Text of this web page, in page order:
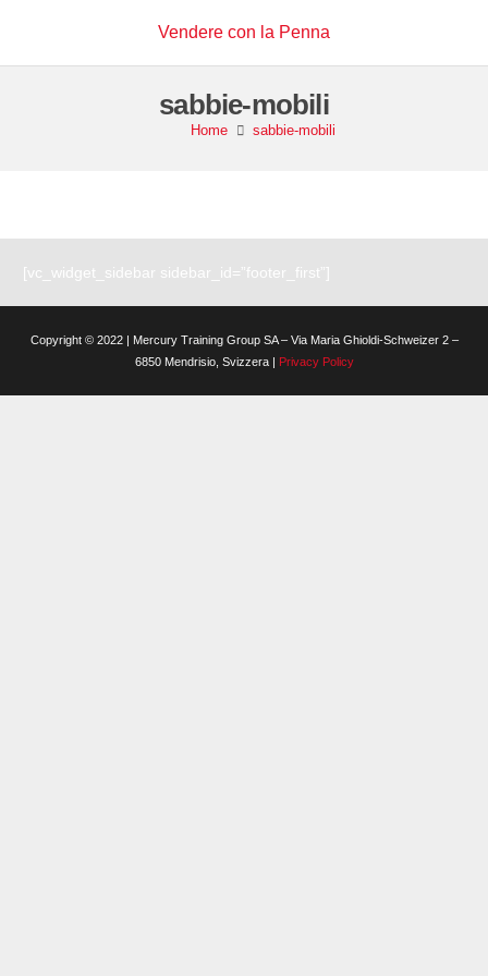
Vendere con la Penna
sabbie-mobili
Home sabbie-mobili
[vc_widget_sidebar sidebar_id=”footer_first”]
Copyright © 2022 | Mercury Training Group SA – Via Maria Ghioldi-Schweizer 2 –
6850 Mendrisio, Svizzera | Privacy Policy